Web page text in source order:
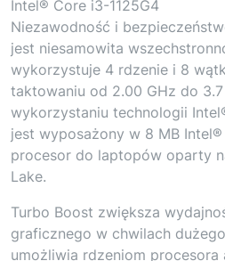
Intel® Core i3-1125G4
Niezawodność i
jest niesamowita
wykorzystuje 4 rdzenie i 8
taktowaniu od 2.00 GHz do
wykorzystaniu technologii
jest wyposażony w 8 MB
procesor do laptopów oparty
Lake.
Turbo Boost zwiększa
graficznego w chwilach
umożliwia rdzeniom procesora